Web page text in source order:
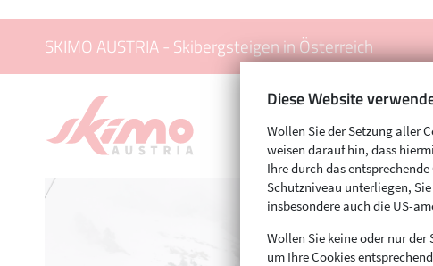
SKIMO AUSTRIA - Skibergsteigen in Österreich
Diese Website
Wollen Sie der Setzung aller
weisen darauf hin, dass
Ihre durch das
Schutzniveau unterliegen,
insbesondere auch die US-
Wollen Sie keine oder nur
um Ihre Cookies